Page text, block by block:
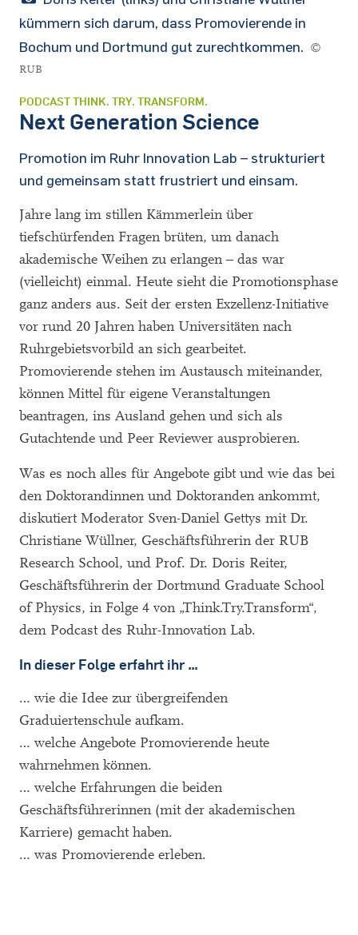
kümmern sich darum, dass Promovierende in
Bochum und Dortmund gut zurechtkommen.
©
RUB
PODCAST THINK. TRY. TRANSFORM.
Next Generation Science
Promotion im Ruhr Innovation Lab – strukturiert
und gemeinsam statt frustriert und einsam.
Jahre lang im stillen Kämmerlein über
tiefschürfenden Fragen brüten, um danach
akademische Weihen zu erlangen – das war
(vielleicht) einmal. Heute sieht die Promotionsphase
ganz anders aus. Seit der ersten Exzellenz-Initiative
vor rund 20 Jahren haben Universitäten nach
Ruhrgebietsvorbild an sich gearbeitet.
Promovierende stehen im Austausch miteinander,
können Mittel für eigene Veranstaltungen
beantragen, ins Ausland gehen und sich als
Gutachtende und Peer Reviewer ausprobieren.
Was es noch alles für Angebote gibt und wie das bei
den Doktorandinnen und Doktoranden ankommt,
diskutiert Moderator Sven-Daniel Gettys mit Dr.
Christiane Wüllner, Geschäftsführerin der RUB
Research School, und Prof. Dr. Doris Reiter,
Geschäftsführerin der Dortmund Graduate School
of Physics, in Folge 4 von „Think.Try.Transform“,
dem Podcast des Ruhr-Innovation Lab.
In dieser Folge erfahrt ihr …
… wie die Idee zur übergreifenden
Graduiertenschule aufkam.
… welche Angebote Promovierende heute
wahrnehmen können.
… welche Erfahrungen die beiden
Geschäftsführerinnen (mit der akademischen
Karriere) gemacht haben.
… was Promovierende erleben.